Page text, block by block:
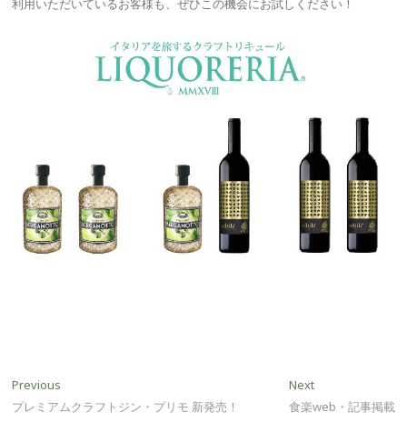
利用いただいているお客様も、ぜひこの機会にお試しください！
投
稿
Previous
post:
プレミアムクラフトジン・プリモ 新発売！
NextNext
post:
食楽web・記事掲載